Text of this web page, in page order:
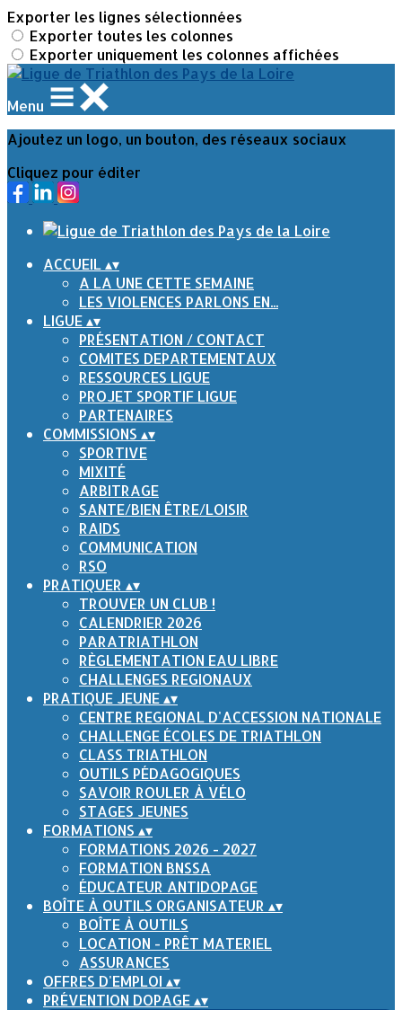
Exporter les lignes sélectionnées
Exporter toutes les colonnes
Exporter uniquement les colonnes affichées
Menu
Ajoutez un logo, un bouton, des réseaux sociaux
Cliquez pour éditer
ACCUEIL▴▾
A LA UNE CETTE SEMAINE
LES VIOLENCES PARLONS EN...
LIGUE▴▾
PRÉSENTATION / CONTACT
COMITES DEPARTEMENTAUX
RESSOURCES LIGUE
PROJET SPORTIF LIGUE
PARTENAIRES
COMMISSIONS ▴▾
SPORTIVE
MIXITÉ
ARBITRAGE
SANTE/BIEN ÊTRE/LOISIR
RAIDS
COMMUNICATION
RSO
PRATIQUER ▴▾
TROUVER UN CLUB !
CALENDRIER 2026
PARATRIATHLON
RÈGLEMENTATION EAU LIBRE
CHALLENGES REGIONAUX
PRATIQUE JEUNE▴▾
CENTRE REGIONAL D'ACCESSION NATIONALE
CHALLENGE ÉCOLES DE TRIATHLON
CLASS TRIATHLON
OUTILS PÉDAGOGIQUES
SAVOIR ROULER À VÉLO
STAGES JEUNES
FORMATIONS ▴▾
FORMATIONS 2026 - 2027
FORMATION BNSSA
ÉDUCATEUR ANTIDOPAGE
BOÎTE À OUTILS ORGANISATEUR ▴▾
BOÎTE À OUTILS
LOCATION - PRÊT MATERIEL
ASSURANCES
OFFRES D'EMPLOI ▴▾
PRÉVENTION DOPAGE▴▾